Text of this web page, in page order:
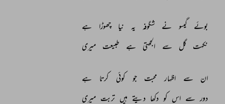
بوئے گیسو نے شگوفہ یہ نیا چھوڑا
ہے
نکہت
گل سے الجھتی ہے طبیعت میری
ان سے اظہار محبت جو کوئی کرتا
ہے
دور سے اس کو دکھا دیتے ہیں تربت میری